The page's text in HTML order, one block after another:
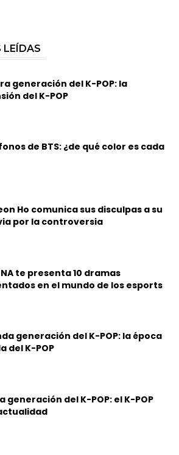
LEÍDAS
generación del K-POP: la
del K-POP
de BTS: ¿de qué color es cada
Ho comunica sus disculpas a su
por la controversia
NA te presenta 10 dramas
en el mundo de los esports
generación del K-POP: la época
del K-POP
generación del K-POP: el K-POP